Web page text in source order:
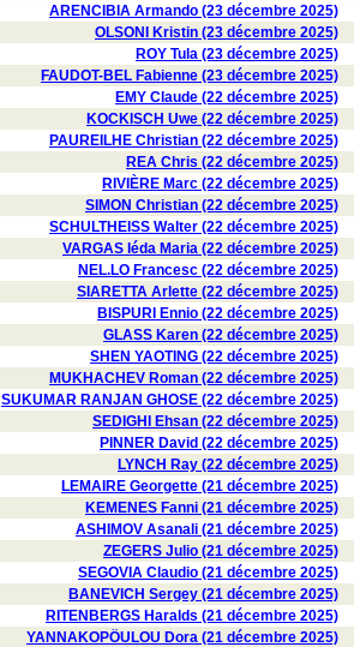
ARENCIBIA Armando (23 décembre 2025)
OLSONI Kristin (23 décembre 2025)
ROY Tula (23 décembre 2025)
FAUDOT-BEL Fabienne (23 décembre 2025)
EMY Claude (22 décembre 2025)
KOCKISCH Uwe (22 décembre 2025)
PAUREILHE Christian (22 décembre 2025)
REA Chris (22 décembre 2025)
RIVIÈRE Marc (22 décembre 2025)
SIMON Christian (22 décembre 2025)
SCHULTHEISS Walter (22 décembre 2025)
VARGAS Iéda Maria (22 décembre 2025)
NEL.LO Francesc (22 décembre 2025)
SIARETTA Arlette (22 décembre 2025)
BISPURI Ennio (22 décembre 2025)
GLASS Karen (22 décembre 2025)
SHEN YAOTING (22 décembre 2025)
MUKHACHEV Roman (22 décembre 2025)
SUKUMAR RANJAN GHOSE (22 décembre 2025)
SEDIGHI Ehsan (22 décembre 2025)
PINNER David (22 décembre 2025)
LYNCH Ray (22 décembre 2025)
LEMAIRE Georgette (21 décembre 2025)
KEMENES Fanni (21 décembre 2025)
ASHIMOV Asanali (21 décembre 2025)
ZEGERS Julio (21 décembre 2025)
SEGOVIA Claudio (21 décembre 2025)
BANEVICH Sergey (21 décembre 2025)
RITENBERGS Haralds (21 décembre 2025)
YANNAKOPÖULOU Dora (21 décembre 2025)